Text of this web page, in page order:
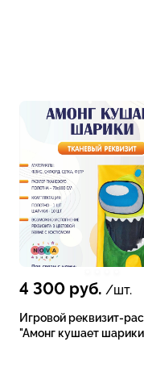
4 300 руб. /шт.
Игровой реквизит-
"Амонг кушает